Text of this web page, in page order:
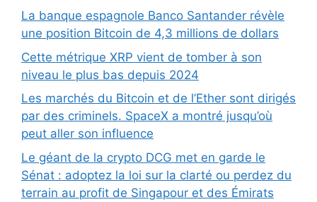
La banque espagnole Banco Santander révèle
une position Bitcoin de 4,3 millions de dollars
Cette métrique XRP vient de tomber à son
niveau le plus bas depuis 2024
Les marchés du Bitcoin et de l’Ether sont dirigés
par des criminels. SpaceX a montré jusqu’où
peut aller son influence
Le géant de la crypto DCG met en garde le
Sénat : adoptez la loi sur la clarté ou perdez du
terrain au profit de Singapour et des Émirats